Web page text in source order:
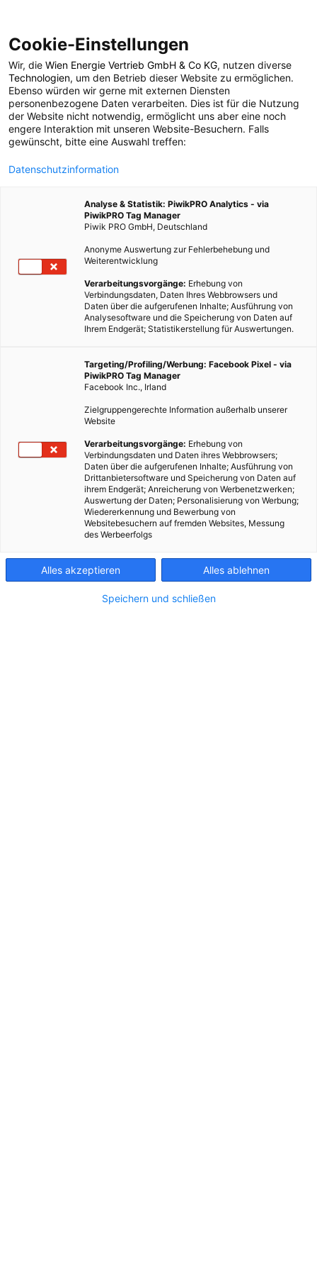
POSTS BY TAG
betriebliche
Gesundheit
Cookie-Einstellungen
Wir, die Wien Energie Vertrieb GmbH & Co KG, nutzen diverse
Technologien, um den Betrieb dieser Website zu ermöglichen.
Ebenso würden wir gerne mit externen Diensten
personenbezogene Daten verarbeiten. Dies ist für die Nutzung
der Website nicht notwendig, ermöglicht uns aber eine noch
engere Interaktion mit unseren Website-Besuchern. Falls
gewünscht, bitte eine Auswahl treffen:
Datenschutzinformation
Analyse & Statistik: PiwikPRO Analytics - via
PiwikPRO Tag Manager
Piwik PRO GmbH, Deutschland
Anonyme Auswertung zur Fehlerbehebung und
Weiterentwicklung
Verarbeitungsvorgänge: Erhebung von
Verbindungsdaten, Daten Ihres Webbrowsers und
Daten über die aufgerufenen Inhalte; Ausführung von
Analysesoftware und die Speicherung von Daten auf
Ihrem Endgerät; Statistikerstellung für Auswertungen.
Targeting/Profiling/Werbung: Facebook Pixel - via
PiwikPRO Tag Manager
Facebook Inc., Irland
Zielgruppengerechte Information außerhalb unserer
Website
Verarbeitungsvorgänge: Erhebung von
Verbindungsdaten und Daten ihres Webbrowsers;
Daten über die aufgerufenen Inhalte; Ausführung von
Drittanbietersoftware und Speicherung von Daten auf
ihrem Endgerät; Anreicherung von Werbenetzwerken;
Auswertung der Daten; Personalisierung von Werbung;
Wiedererkennung und Bewerbung von
Websitebesuchern auf fremden Websites, Messung
des Werbeerfolgs
Alles akzeptieren Alles ablehnen
Speichern und schließen